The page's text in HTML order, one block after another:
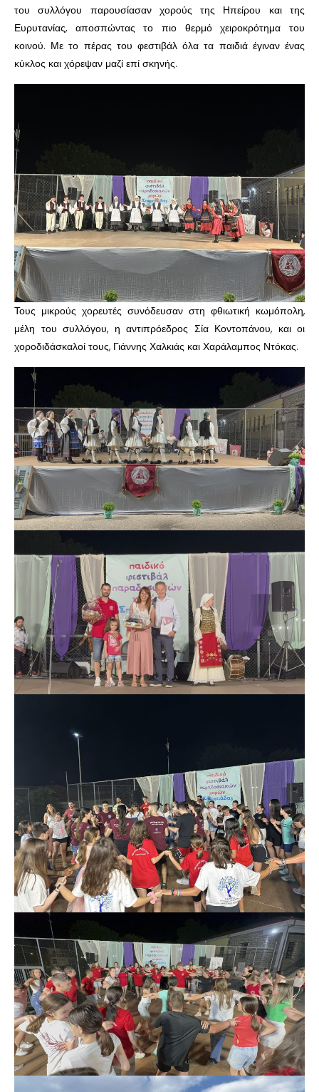
του συλλόγου παρουσίασαν χορούς της Ηπείρου και της
Ευρυτανίας, αποσπώντας το πιο θερμό χειροκρότημα του
κοινού. Με το πέρας του φεστιβάλ όλα τα παιδιά έγιναν ένας
κύκλος και χόρεψαν μαζί επί σκηνής.
Τους μικρούς χορευτές συνόδευσαν στη φθιωτική κωμόπολη,
μέλη του συλλόγου, η αντιπρόεδρος Σία Κοντοπάνου, και οι
χοροδιδάσκαλοί τους, Γιάννης Χαλκιάς και Χαράλαμπος Ντόκας.